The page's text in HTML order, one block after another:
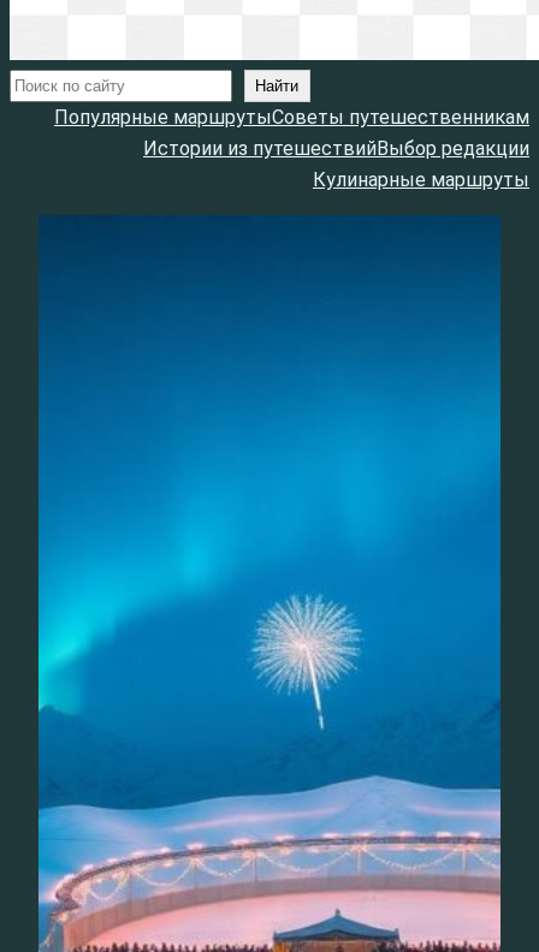
Поиск Найти
Популярные маршрутыСоветы путешественникам
Истории из путешествийВыбор редакции
Кулинарные маршруты